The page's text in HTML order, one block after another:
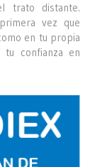
trato distante.
vez que
en tu propia
tu confianza en